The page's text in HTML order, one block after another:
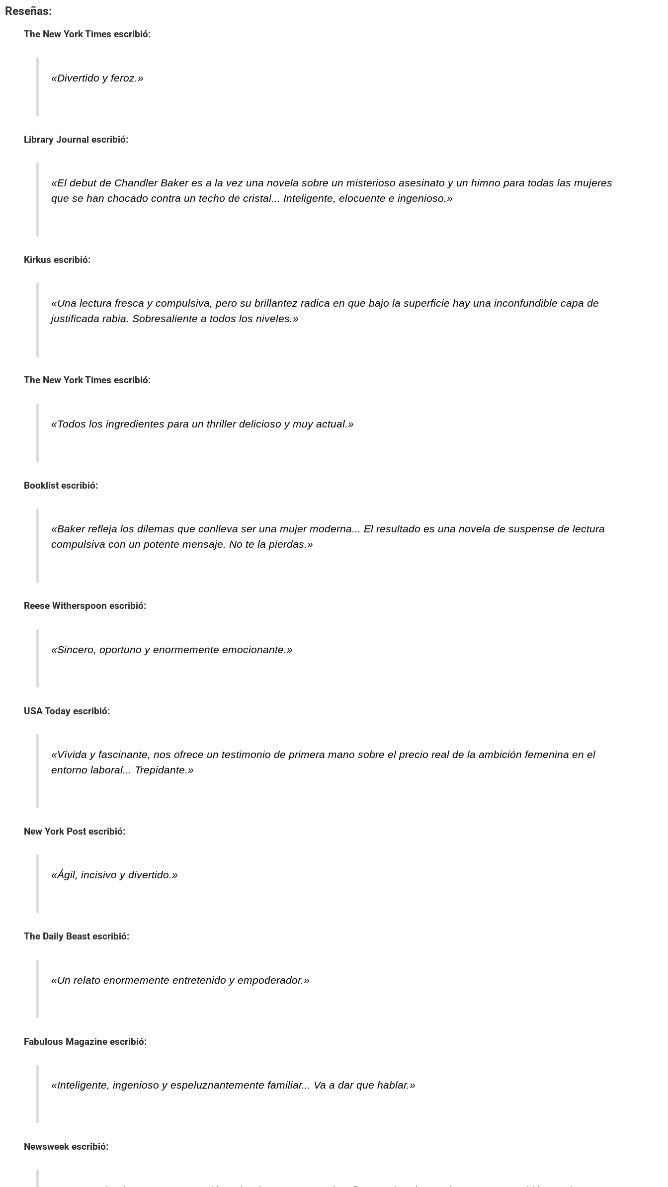
Reseñas:
The New York Times escribió:
«Divertido y feroz.»
Library Journal escribió:
«El debut de Chandler Baker es a la vez una novela sobre un misterioso asesinato y un himno para todas las mujeres
que se han chocado contra un techo de cristal... Inteligente, elocuente e ingenioso.»
Kirkus escribió:
«Una lectura fresca y compulsiva, pero su brillantez radica en que bajo la superficie hay una inconfundible capa de
justificada rabia. Sobresaliente a todos los niveles.»
The New York Times escribió:
«Todos los ingredientes para un thriller delicioso y muy actual.»
Booklist escribió:
«Baker refleja los dilemas que conlleva ser una mujer moderna... El resultado es una novela de suspense de lectura
compulsiva con un potente mensaje. No te la pierdas.»
Reese Witherspoon escribió:
«Sincero, oportuno y enormemente emocionante.»
USA Today escribió:
«Vívida y fascinante, nos ofrece un testimonio de primera mano sobre el precio real de la ambición femenina en el
entorno laboral... Trepidante.»
New York Post escribió:
«Ágil, incisivo y divertido.»
The Daily Beast escribió:
«Un relato enormemente entretenido y empoderador.»
Fabulous Magazine escribió:
«Inteligente, ingenioso y espeluznantemente familiar... Va a dar que hablar.»
Newsweek escribió: